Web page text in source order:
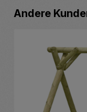
Produktgalerie
Andere